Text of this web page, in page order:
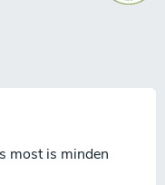
a tűzgyújtóval való
most is minden